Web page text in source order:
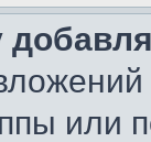
или